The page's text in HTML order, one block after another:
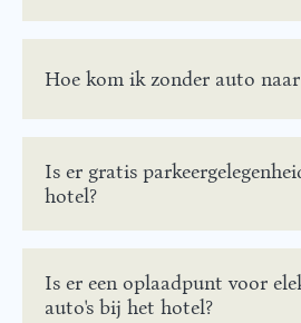
Hoe kom ik zonder auto naar
Is er gratis
hotel?
Is er een oplaadpunt voor
auto's bij het hotel?